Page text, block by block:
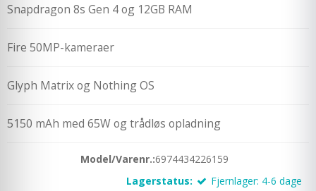
Snapdragon 8s Gen 4 og 12GB RAM
Fire 50MP-kameraer
Glyph Matrix og Nothing OS
5150 mAh med 65W og trådløs opladning
Model/Varenr.:6974434226159
Lagerstatus:
Fjernlager: 4-6 dage